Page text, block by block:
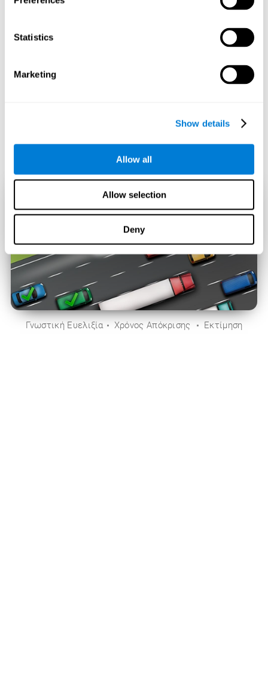
Statistics
Marketing
Show details
Allow all
Allow selection
Deny
Γνωστική Ευελιξία Χρόνος Απόκρισης Εκτίμηση